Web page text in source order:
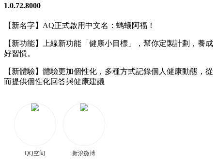
1.0.72.8000
【新名字】AQ正式啟用中文名：螞蟻阿福！
【新功能】上線新功能「健康小目標」，幫你定製計劃，養成
好習慣。
【新體驗】體驗更加個性化，多種方式記錄個人健康動態，從
而提供個性化回答與健康建議
QQ空间 新浪微博